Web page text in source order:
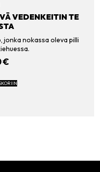
VEDENKEITIN TE
jonka nokassa oleva pilli
€